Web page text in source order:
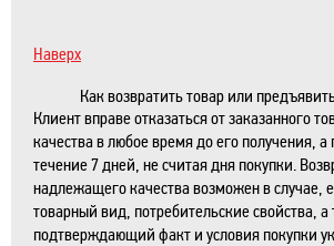
Наверх
Как возвратить товар или
Клиент вправе отказаться от заказанного
качества в любое время до его получения, а
течение 7 дней, не считая дня покупки.
надлежащего качества возможен в случае,
товарный вид, потребительские свойства, а
подтверждающий факт и условия покупки